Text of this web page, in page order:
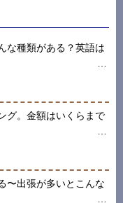
な種類がある？英語は
グ。金額はいくらまで
〜出張が多いとこんな